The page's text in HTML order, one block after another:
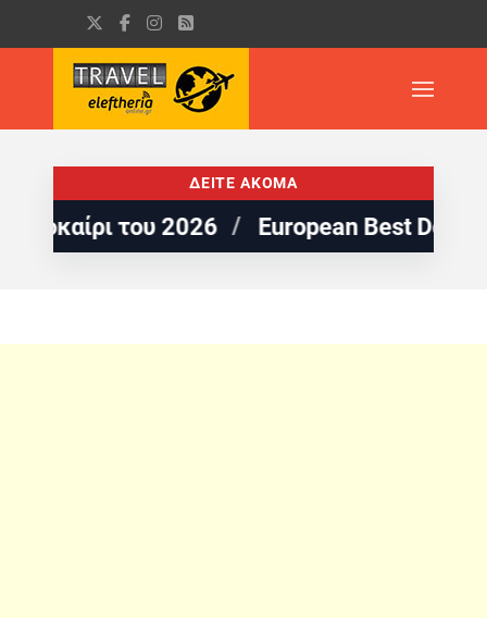
ΔΕΙΤΕ ΑΚΟΜΑ
του 2026 European Best Destinations: 5